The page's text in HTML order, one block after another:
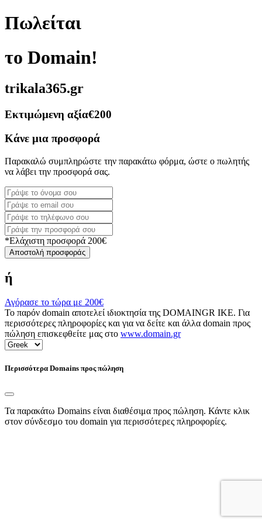
Πωλείται
το Domain!
trikala365.gr
Εκτιμώμενη αξία€200
Κάνε μια προσφορά
Παρακαλώ συμπληρώστε την παρακάτω φόρμα, ώστε ο πωλητής
να λάβει την προσφορά σας.
*Ελάχιστη προσφορά 200€
Αποστολή προσφοράς
ή
Αγόρασε το τώρα με 200€
Το παρόν domain αποτελεί ιδιοκτησία της DOMAINGR ΙΚΕ. Για
περισσότερες πληροφορίες και για να δείτε και άλλα domain προς
πώληση επισκεφθείτε μας στο www.domain.gr
Περισσότερα Domains προς πώληση
Τα παρακάτω Domains είναι διαθέσιμα προς πώληση. Κάντε κλικ
στον σύνδεσμο του domain για περισσότερες πληροφορίες.